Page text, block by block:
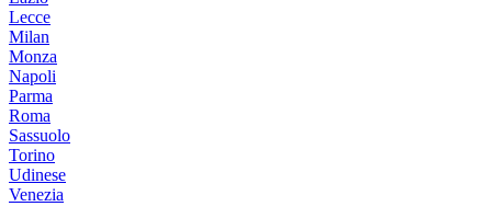
Lecce
Milan
Monza
Napoli
Parma
Roma
Sassuolo
Torino
Udinese
Venezia